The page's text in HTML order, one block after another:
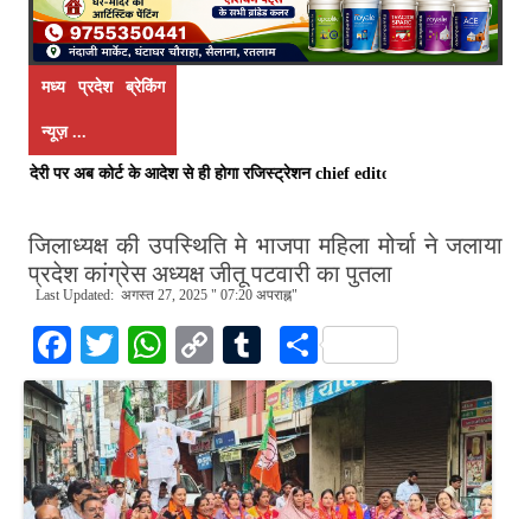
मध्य प्रदेश ब्रेकिंग
न्यूज़ ...
अब कोर्ट के आदेश से ही होगा रजिस्ट्रेशन chief editor Uttam Sharma. mk
जिलाध्यक्ष की उपस्थिति मे भाजपा महिला मोर्चा ने जलाया
प्रदेश कांग्रेस अध्यक्ष जीतू पटवारी का पुतला
Last Updated: अगस्त 27, 2025 " 07:20 अपराह्न"
Fa
ce
bo
ok
T
wi
tte
r
W
ha
ts
A
pp
C
op
y
Li
nk
u
m
bl
r
S
ha
re